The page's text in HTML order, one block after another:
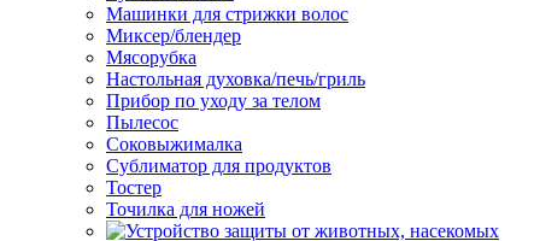
Машинки для стрижки волос
Миксер/блендер
Мясорубка
Настольная духовка/печь/гриль
Прибор по уходу за телом
Пылесос
Соковыжималка
Сублиматор для продуктов
Тостер
Точилка для ножей